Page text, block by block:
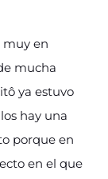
muy en
mucha
ya estuvo
hay una
porque en
en el que